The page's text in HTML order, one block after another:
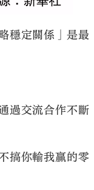
穩定關係」是最
過交流合作不斷
搞你輸我贏的零